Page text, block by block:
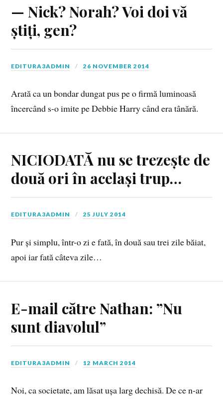
— Nick? Norah? Voi doi vă
știți, gen?
EDITURA3ADMIN 26 NOVEMBER 2014
Arată ca un bondar dungat pus pe o firmă luminoasă
încercând s-o imite pe Debbie Harry când era tânără.
NICIODATĂ nu se trezește de
două ori în același trup…
EDITURA3ADMIN 25 JULY 2014
Pur și simplu, într-o zi e fată, în două sau trei zile băiat,
apoi iar fată câteva zile…
E-mail către Nathan: ”Nu
sunt diavolul”
EDITURA3ADMIN 12 MARCH 2014
Noi, ca societate, am lăsat ușa larg dechisă. De ce n-ar